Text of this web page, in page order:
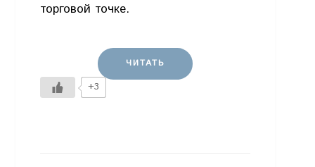
торговой точке.
ЧИТАТЬ
+3